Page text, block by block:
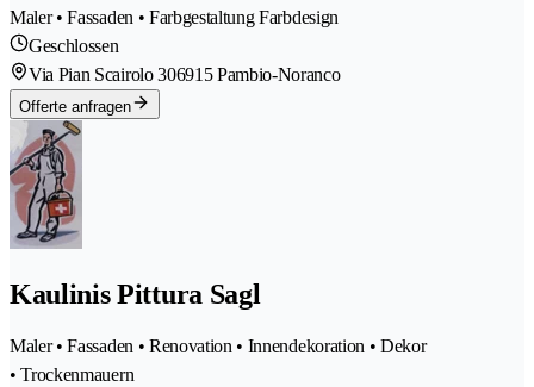
Maler • Fassaden • Farbgestaltung Farbdesign
Geschlossen
Via Pian Scairolo 306915 Pambio-Noranco
Offerte anfragen
Kaulinis Pittura Sagl
Maler • Fassaden • Renovation • Innendekoration • Dekor
• Trockenmauern